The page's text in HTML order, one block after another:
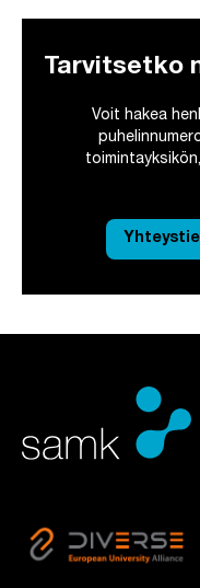
Tarvitsetko
Voit hakea